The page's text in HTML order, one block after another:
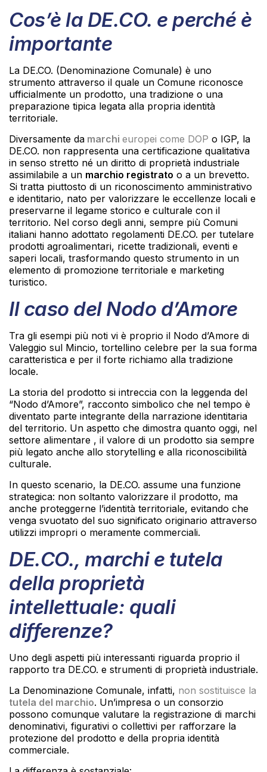
Cos’è la DE.CO. e perché è
importante
La DE.CO. (Denominazione Comunale) è uno
strumento attraverso il quale un Comune riconosce
ufficialmente un prodotto, una tradizione o una
preparazione tipica legata alla propria identità
territoriale.
Diversamente da marchi europei come DOP o IGP, la
DE.CO. non rappresenta una certificazione qualitativa
in senso stretto né un diritto di proprietà industriale
assimilabile a un marchio registrato o a un brevetto.
Si tratta piuttosto di un riconoscimento amministrativo
e identitario, nato per valorizzare le eccellenze locali e
preservarne il legame storico e culturale con il
territorio. Nel corso degli anni, sempre più Comuni
italiani hanno adottato regolamenti DE.CO. per tutelare
prodotti agroalimentari, ricette tradizionali, eventi e
saperi locali, trasformando questo strumento in un
elemento di promozione territoriale e marketing
turistico.
Il caso del Nodo d’Amore
Tra gli esempi più noti vi è proprio il Nodo d’Amore di
Valeggio sul Mincio, tortellino celebre per la sua forma
caratteristica e per il forte richiamo alla tradizione
locale.
La storia del prodotto si intreccia con la leggenda del
“Nodo d’Amore”, racconto simbolico che nel tempo è
diventato parte integrante della narrazione identitaria
del territorio. Un aspetto che dimostra quanto oggi, nel
settore alimentare , il valore di un prodotto sia sempre
più legato anche allo storytelling e alla riconoscibilità
culturale.
In questo scenario, la DE.CO. assume una funzione
strategica: non soltanto valorizzare il prodotto, ma
anche proteggerne l’identità territoriale, evitando che
venga svuotato del suo significato originario attraverso
utilizzi impropri o meramente commerciali.
DE.CO., marchi e tutela
della proprietà
intellettuale: quali
differenze?
Uno degli aspetti più interessanti riguarda proprio il
rapporto tra DE.CO. e strumenti di proprietà industriale.
La Denominazione Comunale, infatti, non sostituisce la
tutela del marchio. Un’impresa o un consorzio
possono comunque valutare la registrazione di marchi
denominativi, figurativi o collettivi per rafforzare la
protezione del prodotto e della propria identità
commerciale.